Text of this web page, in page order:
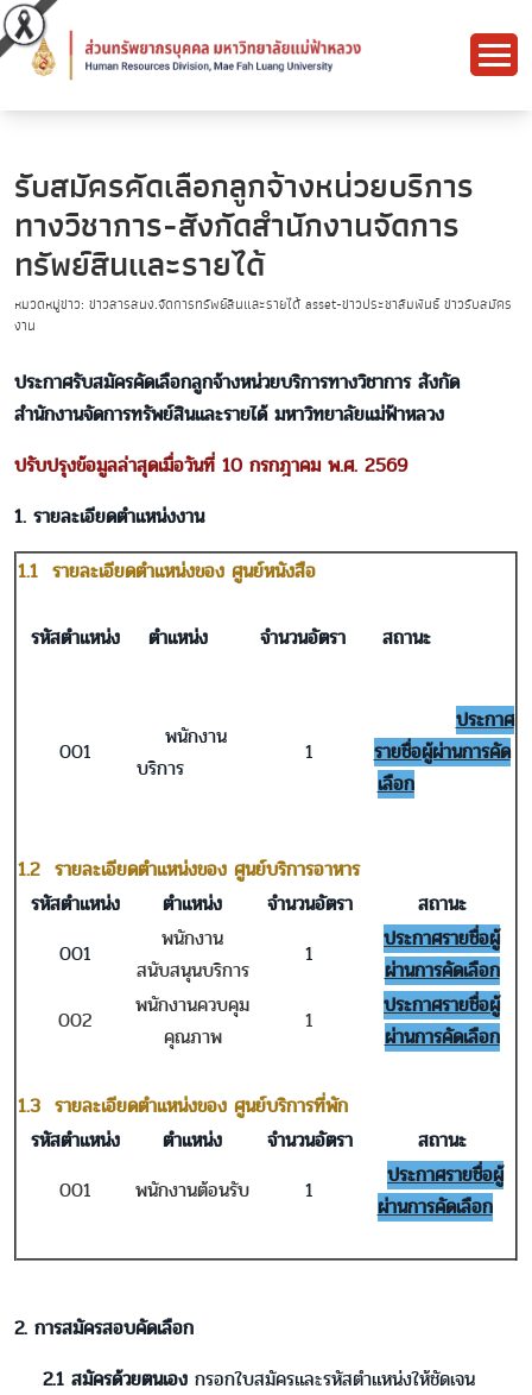
รับสมัครคัดเลือกลูกจ้างหน่วยบริการ
ทางวิชาการ-สังกัดสำนักงานจัดการ
ทรัพย์สินและรายได้
หมวดหมู่ข่าว: ข่าวสารสนง.จัดการทรัพย์สินและรายได้ asset-ข่าวประชาสัมพันธ์ ข่าวรับสมัคร
งาน
ประกาศรับสมัครคัดเลือกลูกจ้างหน่วยบริการทางวิชาการ สังกัด
สำนักงานจัดการทรัพย์สินและรายได้ มหาวิทยาลัยแม่ฟ้าหลวง
ปรับปรุงข้อมูลล่าสุดเมื่อวันที่ 10 กรกฎาคม พ.ศ. 2569
1. รายละเอียดตำแหน่งงาน
1.1 รายละเอียดตำแหน่งของ ศูนย์หนังสือ
รหัสตำแหน่ง ตำแหน่ง จำนวนอัตรา สถานะ
001
พนักงาน
บริการ
1
ประกาศ
รายชื่อผู้ผ่านการคัด
เลือก
1.2 รายละเอียดตำแหน่งของ ศูนย์บริการอาหาร
รหัสตำแหน่ง
ตำแหน่ง จำนวนอัตรา
สถานะ
001
พนักงาน
สนับสนุนบริการ
1
ประกาศรายชื่อผู้
ผ่านการคัดเลือก
002
พนักงานควบคุม
คุณภาพ
1
ประกาศรายชื่อผู้
ผ่านการคัดเลือก
1.3 รายละเอียดตำแหน่งของ ศูนย์บริการที่พัก
รหัสตำแหน่ง
ตำแหน่ง จำนวนอัตรา
สถานะ
001
พนักงานต้อนรับ 1
ประกาศรายชื่อผู้
ผ่านการคัดเลือก
2. การสมัครสอบคัดเลือก
2.1 สมัครด้วยตนเอง กรอกใบสมัครและรหัสตำแหน่งให้ชัดเจน